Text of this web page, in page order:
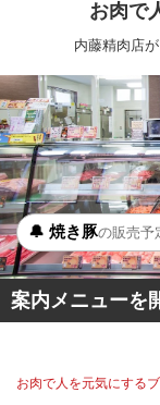
お肉で
内藤精肉店
案内メニューを
ステーキ
🔔 焼き豚の販売予
お肉で人を元気にする